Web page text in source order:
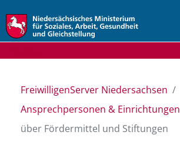
FreiwilligenServer Niedersachsen
Ansprechpersonen & Einrichtungen
über Fördermittel und Stiftungen